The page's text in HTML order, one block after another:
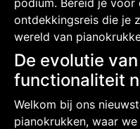
ontdekkingsreis die je
wereld van
De evolutie
functionaliteit
Welkom bij ons
pianokrukken, waar